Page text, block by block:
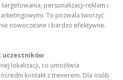
personalizacji reklam i
To pozwala tworzyć
nowoczesne i bardzo efektywne.
uczestników
lokalizacji, co umożliwia
kontakt z trenerem. Dla osób